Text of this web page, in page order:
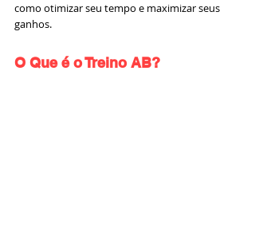
como otimizar seu tempo e maximizar seus
ganhos.
O Que é o Treino AB?